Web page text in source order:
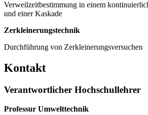
Verweilzeitbestimmung in einem
und einer Kaskade
Zerkleinerungstechnik
Durchführung von Zerkleinerungsversuchen
Kontakt
Verantwortlicher Hochschullehrer
Professur Umwelttechnik